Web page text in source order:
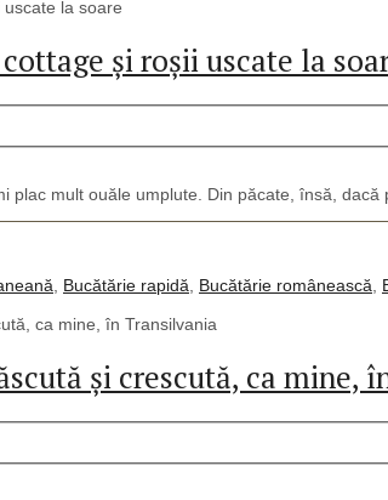
și roșii uscate la
plac mult ouăle umplute. Din păcate, însă,
, Bucătărie rapidă, Bucătărie românească,
și crescută, ca mine,